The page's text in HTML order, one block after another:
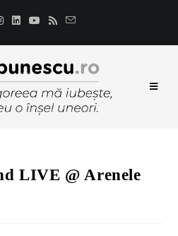
LIVE @ Arenele